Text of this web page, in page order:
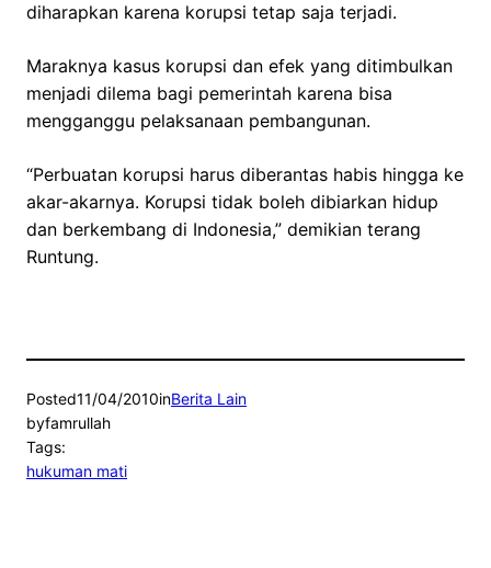
diharapkan karena korupsi tetap saja terjadi.
Maraknya kasus korupsi dan efek yang ditimbulkan
menjadi dilema bagi pemerintah karena bisa
mengganggu pelaksanaan pembangunan.
“Perbuatan korupsi harus diberantas habis hingga ke
akar-akarnya. Korupsi tidak boleh dibiarkan hidup
dan berkembang di Indonesia,” demikian terang
Runtung.
Posted11/04/2010inBerita Lain
byfamrullah
Tags:
hukuman mati